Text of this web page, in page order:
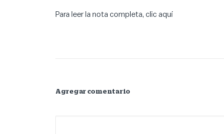
Para leer la nota completa, clic aquí
Agregar comentario